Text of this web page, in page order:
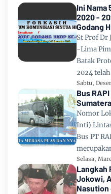
Ini Nama
2020 -
Godang
St Prof Dr
-Lima
Batak
2024
Sabtu,
Bus
Nomor
Inti)
Bus PT
Selasa,
Langkah
Jokowi,
Nasution